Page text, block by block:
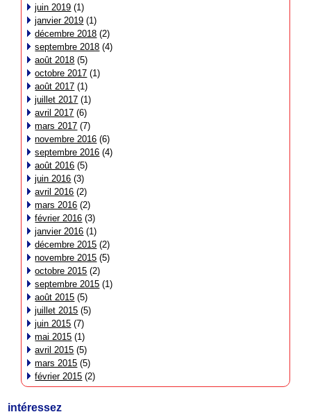
juin 2019 (1)
janvier 2019 (1)
décembre 2018 (2)
septembre 2018 (4)
août 2018 (5)
octobre 2017 (1)
août 2017 (1)
juillet 2017 (1)
avril 2017 (6)
mars 2017 (7)
novembre 2016 (6)
septembre 2016 (4)
août 2016 (5)
juin 2016 (3)
avril 2016 (2)
mars 2016 (2)
février 2016 (3)
janvier 2016 (1)
décembre 2015 (2)
novembre 2015 (5)
octobre 2015 (2)
septembre 2015 (1)
août 2015 (5)
juillet 2015 (5)
juin 2015 (7)
mai 2015 (1)
avril 2015 (5)
mars 2015 (5)
février 2015 (2)
intéressez